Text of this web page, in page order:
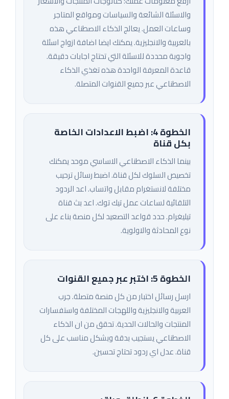
والاسئلة الشائعة والسياسات ومواقع المتاجر
وساعات العمل. يعالج الذكاء الاصطناعي هذه
بالعربية والانجليزية. يمكنك ايضا اضافة ازواج اسئلة
واجوبة محددة للاسئلة التي تحتاج اجابات دقيقة.
قاعدة المعرفة الواحدة هذه تغذي الذكاء
الاصطناعي عبر جميع القنوات المتصلة.
الخطوة 4: اضبط الاعدادات الخاصة
بكل قناة
بينما الذكاء الاصطناعي الاساسي موحد يمكنك
تخصيص السلوك لكل قناة. اضبط رسائل ترحيب
مختلفة لانستغرام مقابل واتساب. اعد الردود
التلقائية لساعات عمل تيك توك. اعد بث قناة
تيليغرام. حدد قواعد التصعيد لكل منصة بناء على
نوع المحادثة والاولوية.
الخطوة 5: اختبر عبر جميع القنوات
ارسل رسائل اختبار من كل منصة متصلة. جرب
العربية والانجليزية واللهجات المختلفة واستفسارات
المنتجات والحالات الحدية. تحقق من ان الذكاء
الاصطناعي يستجيب بدقة وبشكل مناسب على كل
قناة. عدل اي ردود تحتاج تحسين.